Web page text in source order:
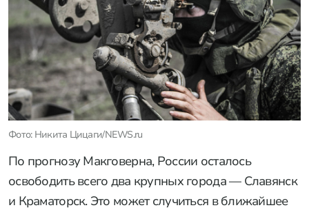
Фото: Никита Цицаги/NEWS.ru
По прогнозу Макговерна, России осталось
освободить всего два крупных города — Славянск
и Краматорск. Это может случиться в ближайшее